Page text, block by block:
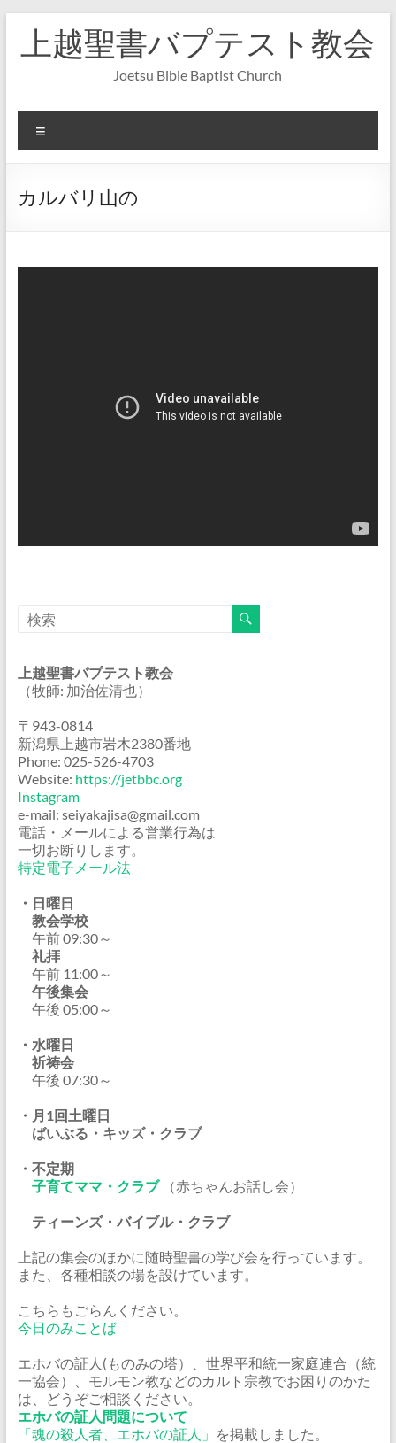
へ
上越聖書バプテスト教会
Joetsu Bible Baptist Church
ニ
ー
カルバリ山の
上越聖書バプテスト教会
（牧師: 加治佐清也）
〒943-0814
新潟県上越市岩木2380番地
Phone: 025-526-4703
Website: https://jetbbc.org
Instagram
e-mail: seiyakajisa@gmail.com
電話・メールによる営業行為は
一切お断りします。
特定電子メール法
・日曜日
教会学校
午前 09:30～
礼拝
午前 11:00～
午後集会
午後 05:00～
・水曜日
祈祷会
午後 07:30～
・月1回土曜日
ばいぶる・キッズ・クラブ
・不定期
子育てママ・クラブ（赤ちゃんお話し会）
ティーンズ・バイブル・クラブ
上記の集会のほかに随時聖書の学び会を行っています。
また、各種相談の場を設けています。
こちらもごらんください。
今日のみことば
エホバの証人(ものみの塔）、世界平和統一家庭連合（統
一協会）、モルモン教などのカルト宗教でお困りのかた
は、どうぞご相談ください。
エホバの証人問題について
「魂の殺人者、エホバの証人」 を掲載しました。